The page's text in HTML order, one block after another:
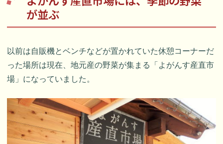
が並ぶ
以前は自販機とベンチなどが置かれていた休憩コーナーだ
った場所は現在、地元産の野菜が集まる「よがんす産直市
場」になっていました。